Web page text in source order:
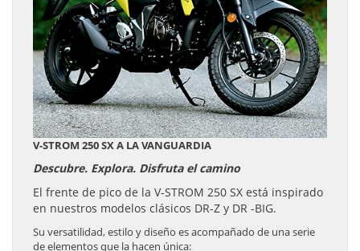
V-STROM 250 SX A LA VANGUARDIA
Descubre. Explora. Disfruta el camino
El frente de pico de la V-STROM 250 SX está inspirado
en nuestros modelos clásicos DR-Z y DR -BIG.
Su versatilidad, estilo y diseño es acompañado de una serie
de elementos que la hacen única: